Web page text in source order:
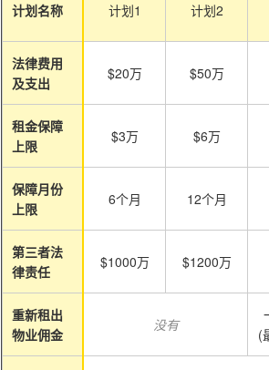
计划名称 计划1 计划2
法律费用
及支出
$20万 $50万
租金保障
上限
$3万 $6万
保障月份
上限
6个月 12个月
第三者法
律责任
$1000万 $1200万
重新租出
物业佣金
没有
(